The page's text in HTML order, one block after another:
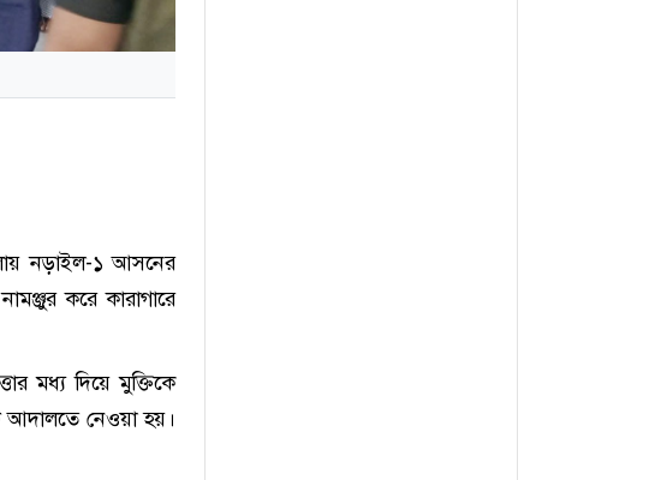
নড়াইল-১ আসনের
করে কারাগারে
মধ্য দিয়ে মুক্তিকে
আদালতে নেওয়া হয়।